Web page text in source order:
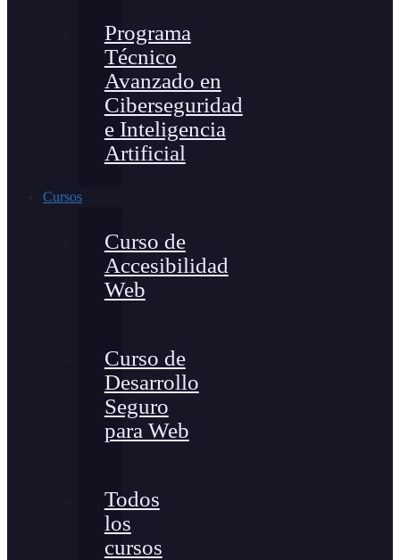
Programa
Técnico
Avanzado en
Ciberseguridad
e Inteligencia
Artificial
Cursos
Curso de
Accesibilidad
Web
Curso de
Desarrollo
Seguro
para Web
Todos
los
cursos